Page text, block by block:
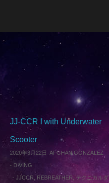
JJ-CCR ! with Underwater
Scooter
2020年3月22日 AFGHAN GONZALEZ
- DIVING
- JJCCR REBREATHER
テクニカルダ